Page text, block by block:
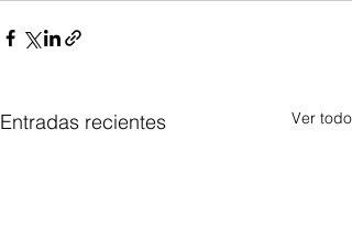
Entradas recientes Ver todo